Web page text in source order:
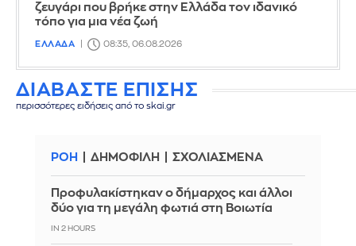
ζευγάρι που βρήκε στην Ελλάδα τον ιδανικό
τόπο για μια νέα ζωή
ΕΛΛΑΔΑ 08:35, 06.08.2026
ΔΙΑΒΑΣΤΕ ΕΠΙΣΗΣ
περισσότερες ειδήσεις από το skai.gr
ΡΟΗ ΔΗΜΟΦΙΛΗ ΣΧΟΛΙΑΣΜΕΝΑ
Προφυλακίστηκαν ο δήμαρχος και άλλοι
δύο για τη μεγάλη φωτιά στη Βοιωτία
IN 2 HOURS